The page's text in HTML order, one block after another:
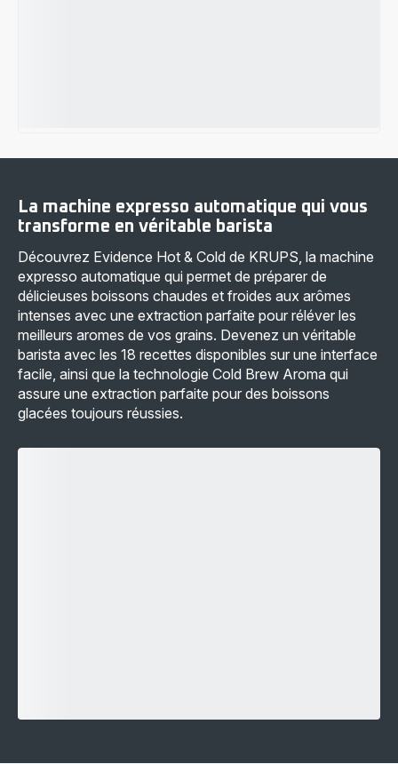
La machine expresso automatique qui vous
transforme en véritable barista
Découvrez Evidence Hot & Cold de KRUPS, la machine
expresso automatique qui permet de préparer de
délicieuses boissons chaudes et froides aux arômes
intenses avec une extraction parfaite pour réléver les
meilleurs aromes de vos grains. Devenez un véritable
barista avec les 18 recettes disponibles sur une interface
facile, ainsi que la technologie Cold Brew Aroma qui
assure une extraction parfaite pour des boissons
glacées toujours réussies.